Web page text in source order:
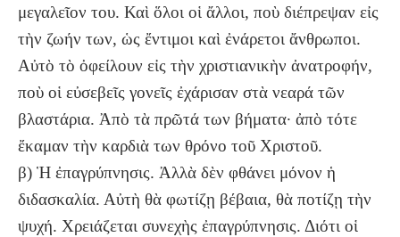
μεγαλεῖον του. Καὶ ὅλοι οἱ ἄλλοι, ποὺ διέπρεψαν εἰς
τὴν ζωήν των, ὡς ἔντιμοι καὶ ἐνάρετοι ἄνθρωποι.
Αὐτὸ τὸ ὀφείλουν εἰς τὴν χριστιανικὴν ἀνατροφήν,
ποὺ οἱ εὐσεβεῖς γονεῖς ἐχάρισαν στὰ νεαρά τῶν
βλαστάρια. Ἀπὸ τὰ πρῶτά των βήματα· ἀπὸ τότε
ἔκαμαν τὴν καρδιὰ των θρόνο τοῦ Χριστοῦ.
β) Ἡ ἐπαγρύπνησις. Ἀλλὰ δὲν φθάνει μόνον ἡ
διδασκαλία. Αὐτὴ θὰ φωτίζῃ βέβαια, θὰ ποτίζῃ τὴν
ψυχή. Χρειάζεται συνεχὴς ἐπαγρύπνησις. Διότι οἱ